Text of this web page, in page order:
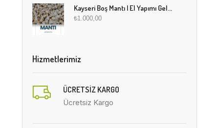
Kayseri Boş Mantı | El Yapımı Geleneksel Fırınlanmış Mantı
₺1.000,00
Hizmetlerimiz
ÜCRETSIZ KARGO
Ücretsiz Kargo